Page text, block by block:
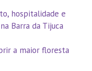
hospitalidade e
Barra da Tijuca
a maior floresta